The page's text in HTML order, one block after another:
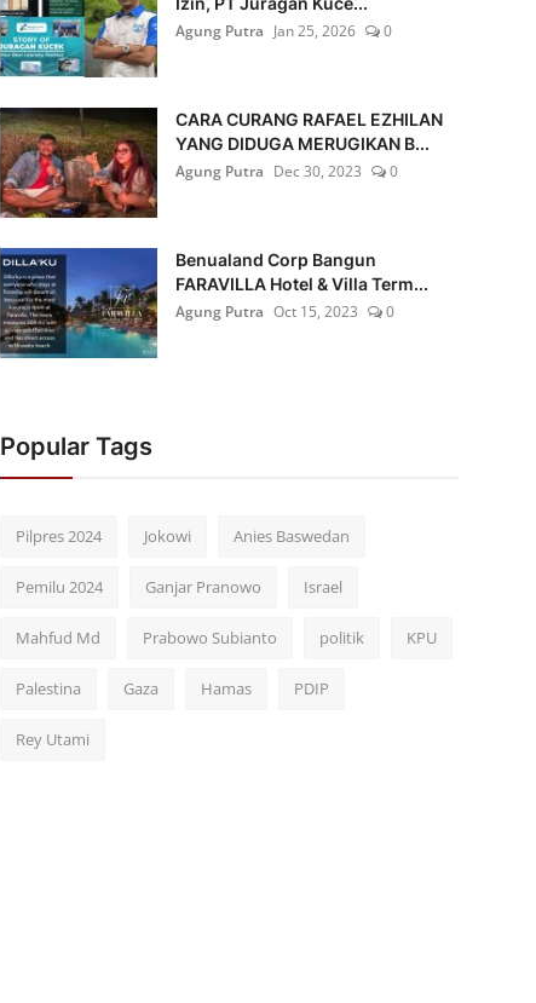
Agung Putra Jan 25, 2026 0
CARA CURANG RAFAEL EZHILAN
YANG DIDUGA MERUGIKAN B...
Agung Putra Dec 30, 2023 0
Benualand Corp Bangun
FARAVILLA Hotel & Villa Term...
Agung Putra Oct 15, 2023 0
Popular Tags
Pilpres 2024 Jokowi Anies Baswedan
Pemilu 2024 Ganjar Pranowo Israel
Mahfud Md Prabowo Subianto politik KPU
Palestina Gaza Hamas PDIP
Rey Utami